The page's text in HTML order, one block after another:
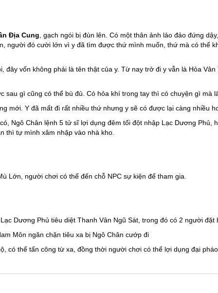
Địa Cung , gạch ngói bị đùn lên. Có một thân ảnh lảo đảo đứng
người đó cười lớn vì y đã tìm được thứ mình muốn, thứ mà có thể
đây vốn không phải là tên thật của y. Từ nay trở đi y vẫn là Hỏa
sau gì cũng có thể bù đủ. Có hỏa khí trong tay thì có chuyện gì mà
mới. Y đã mất đi rất nhiều thứ nhưng y sẽ có được lại càng nhiều
Ngô Chân lệnh 5 tử sĩ lợi dụng đêm tối đột nhập Lạc Dương Phủ,
thì tự mình xâm nhập vào nhà kho.
Lớn, người chơi có thể đến chỗ NPC sự kiện để tham gia.
Dương Phủ tiêu diệt Thanh Vân Ngũ Sát, trong đó có 2 người đặt
Môn ngăn chặn tiêu xa bị Ngô Chân cướp đi
có thể tấn công từ xa, đồng thời người chơi có thể lợi dụng đại pháo